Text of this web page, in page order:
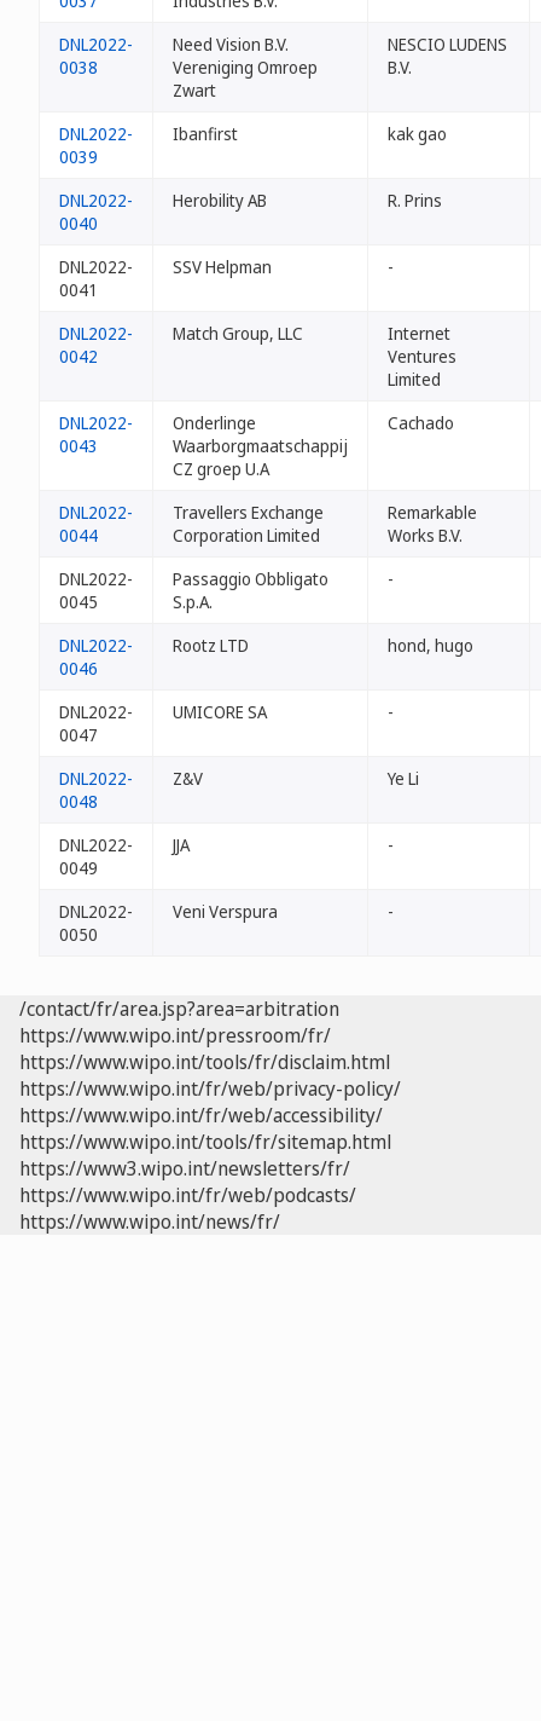
DNL2022-
0038
Need Vision B.V.
Vereniging Omroep
Zwart
NESCIO LUDENS
B.V.
DNL2022-
0039
Ibanfirst kak gao
DNL2022-
0040
Herobility AB R. Prins
DNL2022-
0041
SSV Helpman -
DNL2022-
0042
Match Group, LLC
Internet
Ventures
Limited
DNL2022-
0043
Onderlinge
Waarborgmaatschappij
CZ groep U.A
Cachado
DNL2022-
0044
Travellers Exchange
Corporation Limited
Remarkable
Works B.V.
DNL2022-
0045
Passaggio Obbligato
S.p.A.
-
DNL2022-
0046
Rootz LTD hond, hugo
DNL2022-
0047
UMICORE SA -
DNL2022-
0048
Z&V Ye Li
DNL2022-
0049
JJA -
DNL2022-
0050
Veni Verspura -
/contact/fr/area.jsp?area=arbitration
https://www.wipo.int/pressroom/fr/
https://www.wipo.int/tools/fr/disclaim.html
https://www.wipo.int/fr/web/privacy-policy/
https://www.wipo.int/fr/web/accessibility/
https://www.wipo.int/tools/fr/sitemap.html
https://www3.wipo.int/newsletters/fr/
https://www.wipo.int/fr/web/podcasts/
https://www.wipo.int/news/fr/